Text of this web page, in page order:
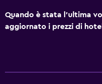
Quando è stata l'ultima
aggiornato i prezzi di